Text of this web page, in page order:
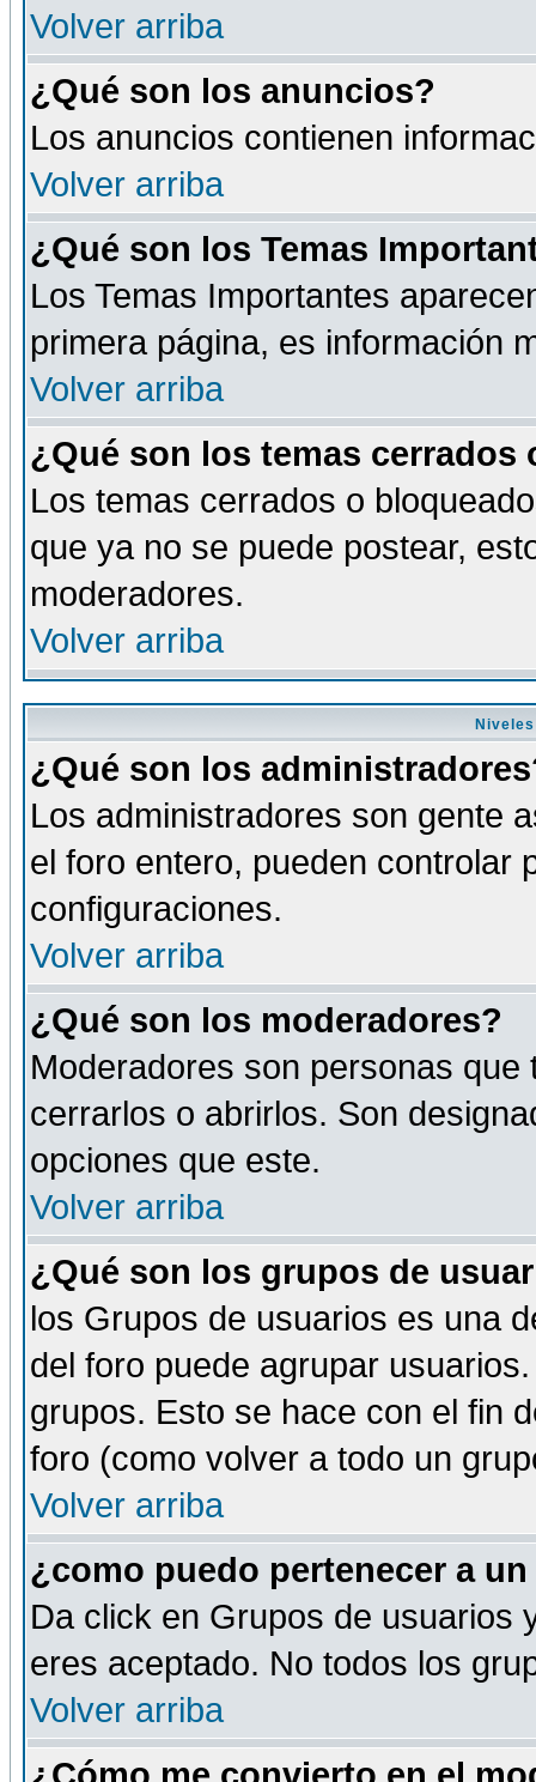
Volver arriba
¿Qué son los anuncios?
Los anuncios contienen
Volver arriba
¿Qué son los Temas
Los Temas Importantes
primera página, es información
Volver arriba
¿Qué son los temas cerrados
Los temas cerrados o
que ya no se puede postear,
moderadores.
Volver arriba
¿Qué son los
Los administradores son gente
el foro entero, pueden controlar
configuraciones.
Volver arriba
¿Qué son los moderadores?
Moderadores son personas
cerrarlos o abrirlos. Son
opciones que este.
Volver arriba
¿Qué son los grupos de
los Grupos de usuarios es una
del foro puede agrupar
grupos. Esto se hace con el fin
foro (como volver a todo un
Volver arriba
¿como puedo pertenecer a
Da click en Grupos de usuarios
eres aceptado. No todos los
Volver arriba